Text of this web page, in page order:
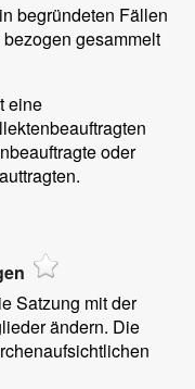
begründeten Fällen
gesammelt
eine
oder
Satzung mit der
ändern. Die